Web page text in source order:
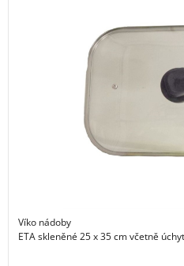
Víko nádoby
ETA skleněné 25 x 35 cm včetně